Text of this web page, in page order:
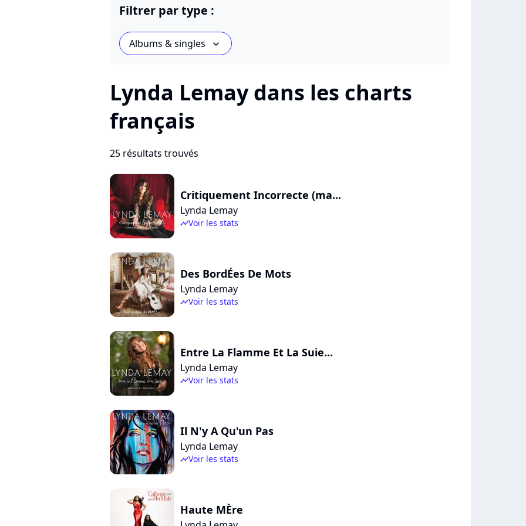
Filtrer par type :
Albums & singles chevron_bot
Lynda Lemay dans les charts
français
25 résultats trouvés
Critiquement Incorrecte (ma...
Lynda Lemay
timelineVoir les stats
Des BordÉes De Mots
Lynda Lemay
timelineVoir les stats
Entre La Flamme Et La Suie...
Lynda Lemay
timelineVoir les stats
Il N'y A Qu'un Pas
Lynda Lemay
timelineVoir les stats
Haute MÈre